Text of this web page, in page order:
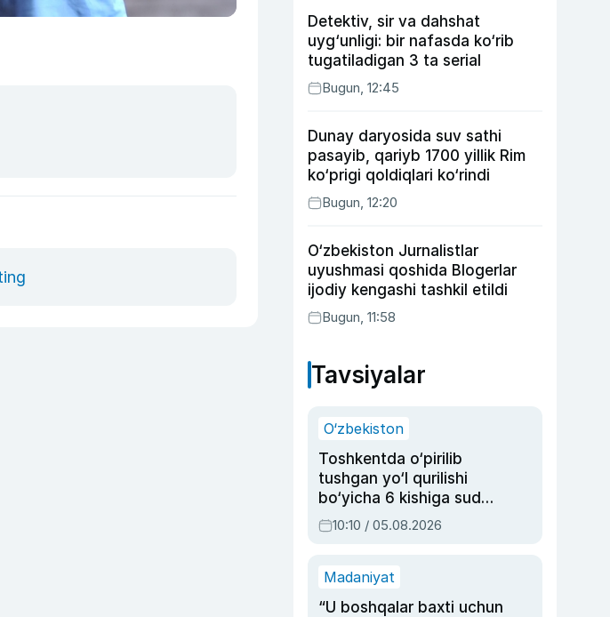
Detektiv, sir va dahshat
uyg‘unligi: bir nafasda ko‘rib
tugatiladigan 3 ta serial
Bugun, 12:45
Dunay daryosida suv sathi
pasayib, qariyb 1700 yillik Rim
ko‘prigi qoldiqlari ko‘rindi
Bugun, 12:20
O‘zbekiston Jurnalistlar
uyushmasi qoshida Blogerlar
ijodiy kengashi tashkil etildi
Bugun, 11:58
Tavsiyalar
O‘zbekiston
Toshkentda o‘pirilib
tushgan yo‘l qurilishi
bo‘yicha 6 kishiga sud
hukmi o‘qildi
10:10 / 05.08.2026
Madaniyat
“U boshqalar baxti uchun